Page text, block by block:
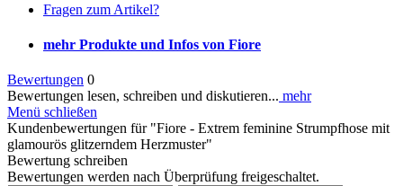
Fragen zum Artikel?
mehr Produkte und Infos von Fiore
Bewertungen 0
Bewertungen lesen, schreiben und diskutieren... mehr
Menü schließen
Kundenbewertungen für "Fiore - Extrem feminine Strumpfhose mit
glamourös glitzerndem Herzmuster"
Bewertung schreiben
Bewertungen werden nach Überprüfung freigeschaltet.